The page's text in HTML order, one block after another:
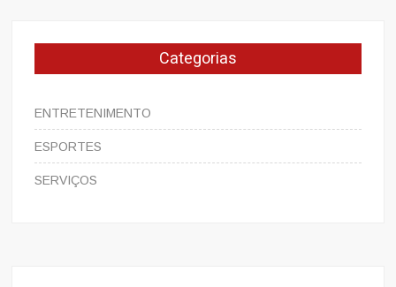
Categorias
ENTRETENIMENTO
ESPORTES
SERVIÇOS